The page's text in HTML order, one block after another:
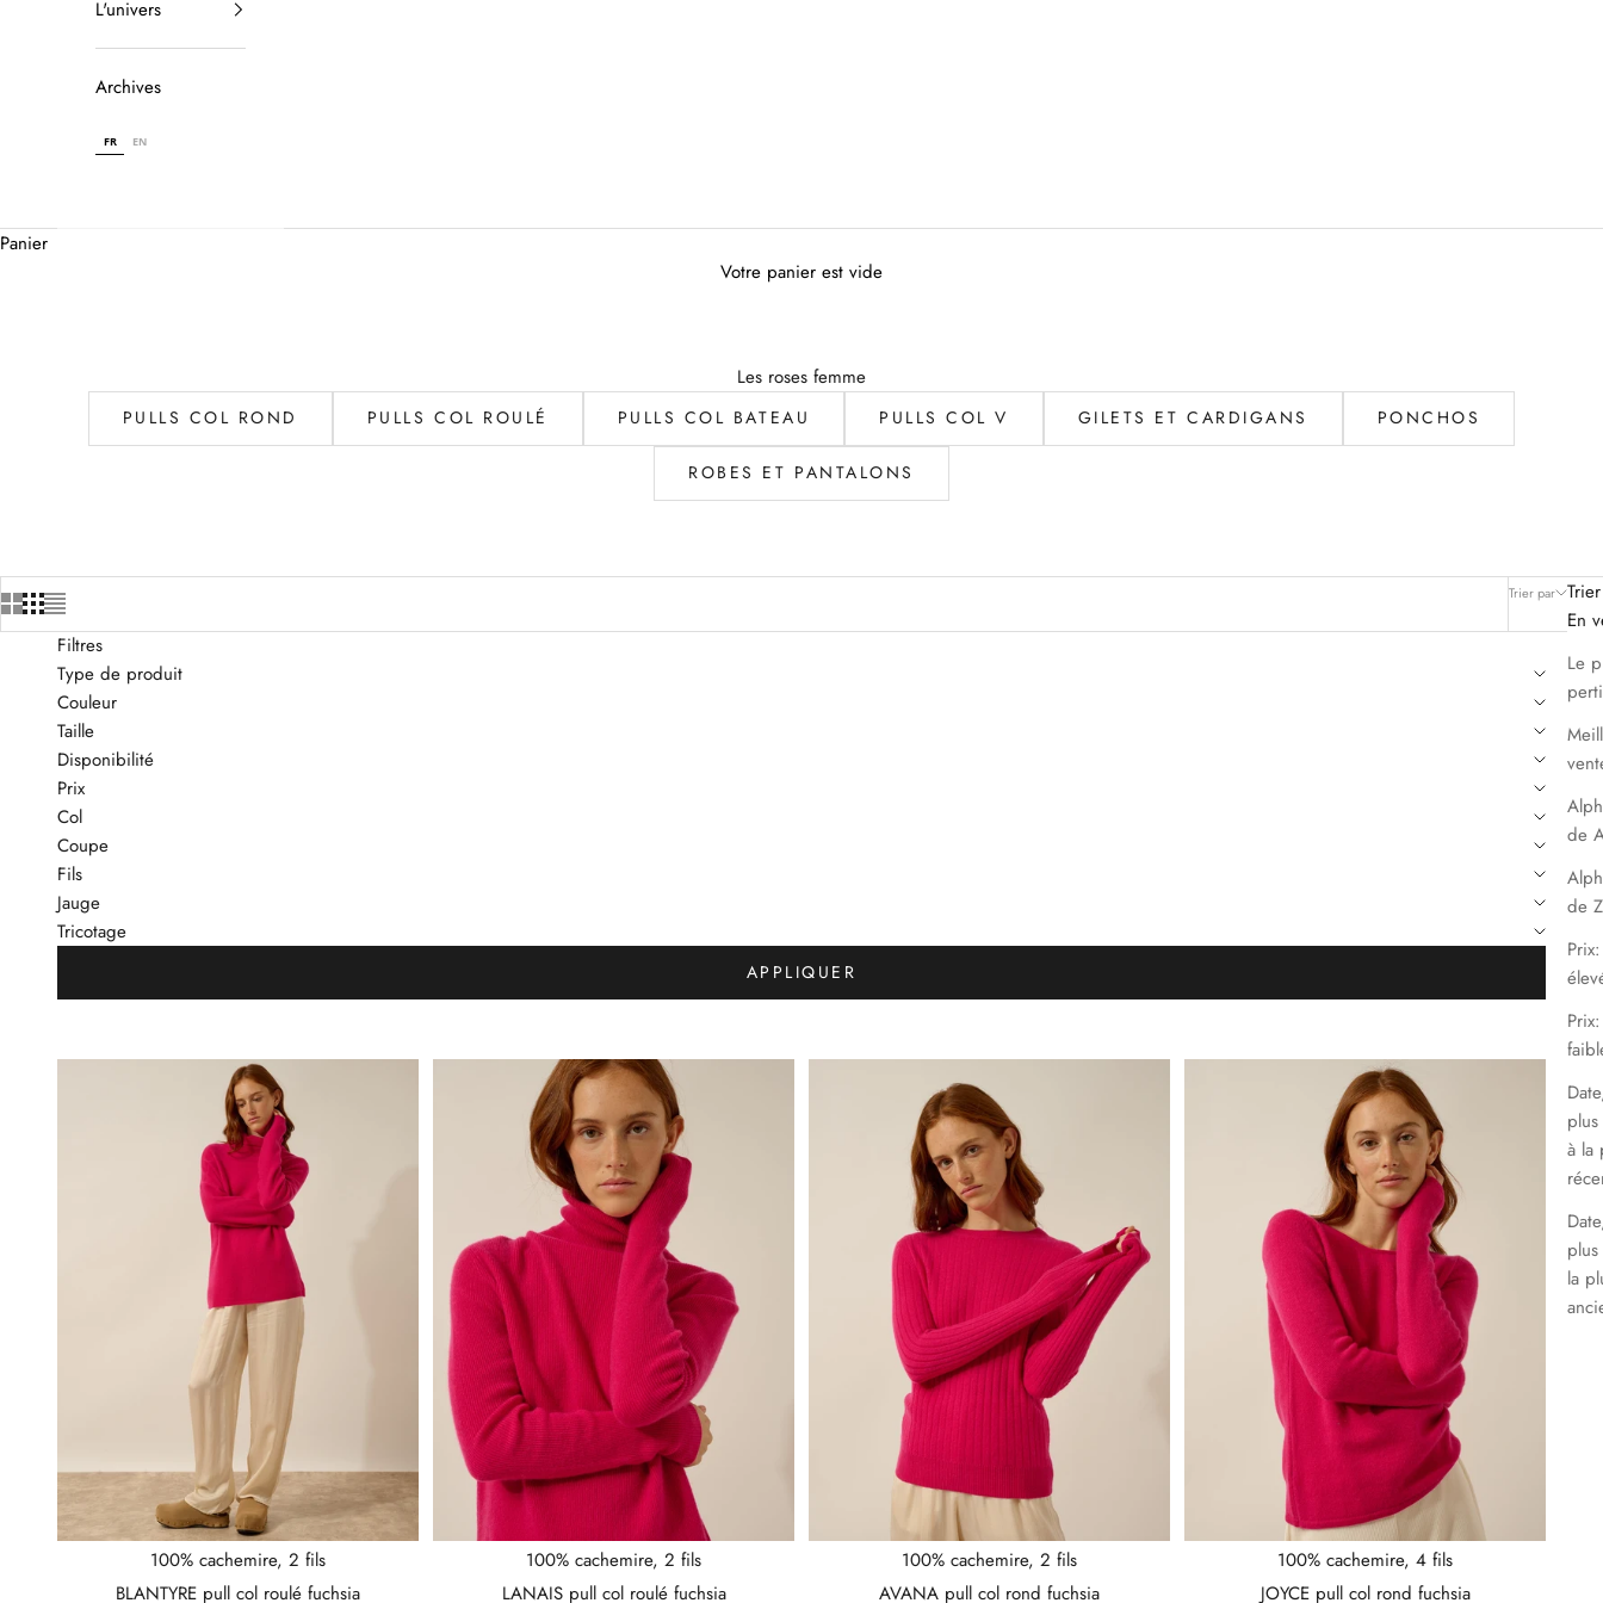
L'univers
Archives
FR EN
Panier
Votre panier est vide
Les roses femme
PULLS COL ROND PULLS COL ROULÉ PULLS COL BATEAU PULLS COL V GILETS ET CARDIGANS PONCHOS
ROBES ET PANTALONS
Filtrer
Trier par
En
Le
de
de
à la
la
Filtres
Type de produit
Couleur
Taille
Disponibilité
Prix
Col
Coupe
Fils
Jauge
Tricotage
APPLIQUER
100% cachemire, 2 fils
BLANTYRE pull col roulé fuchsia
100% cachemire, 2 fils
LANAIS pull col roulé fuchsia
100% cachemire, 2 fils
AVANA pull col rond fuchsia
100% cachemire, 4 fils
JOYCE pull col rond fuchsia